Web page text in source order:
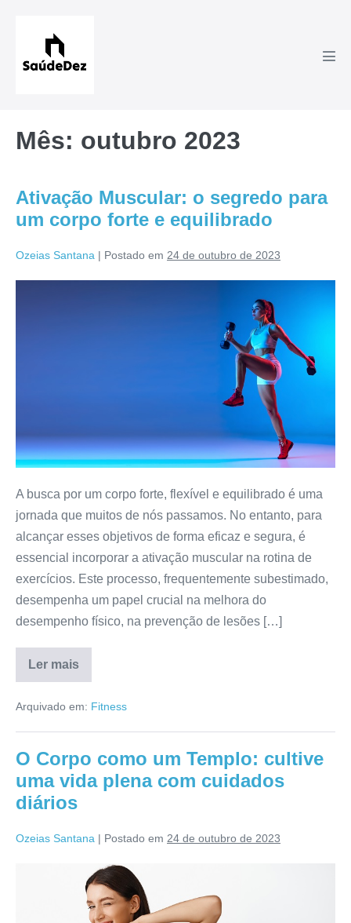
conteúdo
Mês: outubro 2023
Ativação Muscular: o segredo para
um corpo forte e equilibrado
Ozeias Santana | Postado em 24 de outubro de 2023
forte
e
A busca por um corpo forte, flexível e equilibrado é uma
jornada que muitos de nós passamos. No entanto, para
alcançar esses objetivos de forma eficaz e segura, é
essencial incorporar a ativação muscular na rotina de
exercícios. Este processo, frequentemente subestimado,
desempenha um papel crucial na melhora do
desempenho físico, na prevenção de lesões […]
Ler mais
Ativação
Muscular:
segredo
um
forte
e
equilibrado
Arquivado em: Fitness
O Corpo como um Templo: cultive
uma vida plena com cuidados
diários
Ozeias Santana | Postado em 24 de outubro de 2023